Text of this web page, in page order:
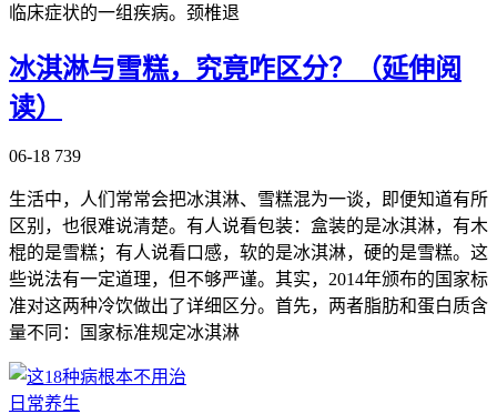
临床症状的一组疾病。颈椎退
冰淇淋与雪糕，究竟咋区分？（延伸阅
读）
06-18 739
生活中，人们常常会把冰淇淋、雪糕混为一谈，即便知道有所
区别，也很难说清楚。有人说看包装：盒装的是冰淇淋，有木
棍的是雪糕；有人说看口感，软的是冰淇淋，硬的是雪糕。这
些说法有一定道理，但不够严谨。其实，2014年颁布的国家标
准对这两种冷饮做出了详细区分。首先，两者脂肪和蛋白质含
量不同：国家标准规定冰淇淋
日常养生